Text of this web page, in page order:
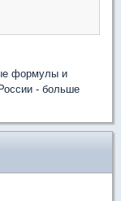
формулы и
- больше